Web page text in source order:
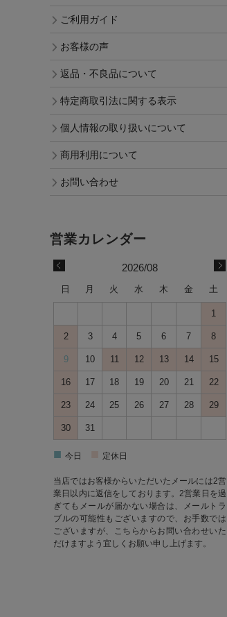
ご利用ガイド
お客様の声
返品・不良品について
特定商取引法に関する表示
個人情報の取り扱いについて
商用利用について
お問い合わせ
2026/08
日 月 火 水 木 金 土
1
2 3 4 5 6 7 8
9 10 11 12 13 14 15
16 17 18 19 20 21 22
23 24 25 26 27 28 29
30 31
■ 今日 定休日
当店ではお客様からいただいたメールには2営
業日以内に返信をしております。2営業日を過
ぎてもメールが届かない場合は、メールトラ
ブルの可能性もございますので、お手数では
ございますが、 こちらからお問い合わせいた
だけますよう宜しくお願い申し上げます。